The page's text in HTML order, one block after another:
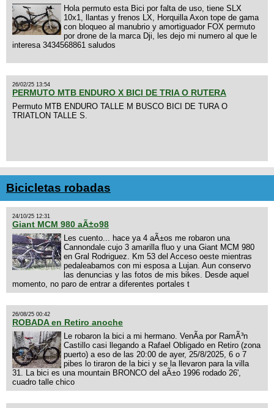
Hola permuto esta Bici por falta de uso, tiene SLX
10x1, llantas y frenos LX, Horquilla Axon tope de gama
con bloqueo al manubrio y amortiguador FOX permuto
por drone de la marca Dji, les dejo mi numero al que le
interesa 3434568861 saludos
26/02/25 13:54
PERMUTO MTB ENDURO X BICI DE TRIA O RUTERA
Permuto MTB ENDURO TALLE M BUSCO BICI DE TURA O
TRIATLON TALLE S.
Bicicletas robadas
24/10/25 12:31
Giant MCM 980 aÃ±o98
Les cuento... hace ya 4 aÃ±os me robaron una
Cannondale cujo 3 amarilla fluo y una Giant MCM 980
en Gral Rodriguez. Km 53 del Acceso oeste mientras
pedaleabamos con mi esposa a Lujan. Aun conservo
las denuncias y las fotos de mis bikes. Desde aquel
momento, no paro de entrar a diferentes portales t
26/08/25 00:42
ROBADA en Retiro anoche
Le robaron la bici a mi hermano. VenÃ­a por RamÃ³n
Castillo casi llegando a Rafael Obligado en Retiro (zona
puerto) a eso de las 20:00 de ayer, 25/8/2025, 6 o 7
pibes lo tiraron de la bici y se la llevaron para la villa
31. La bici es una mountain BRONCO del aÃ±o 1996 rodado 26',
cuadro talle chico